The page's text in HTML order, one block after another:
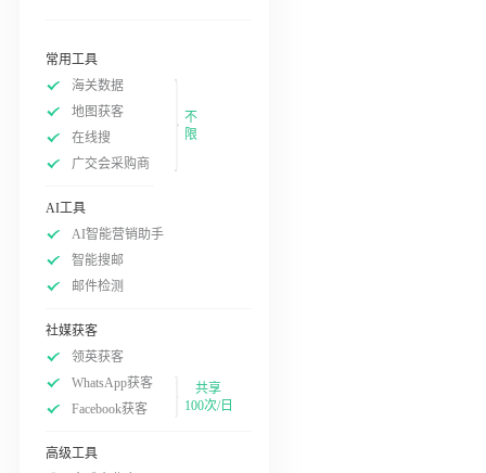
常用工具
海关数据
地图获客
在线搜
广交会采购商
不
限
AI工具
AI智能营销助手
智能搜邮
邮件检测
社媒获客
领英获客
WhatsApp获客
Facebook获客
共享
100次/日
高级工具